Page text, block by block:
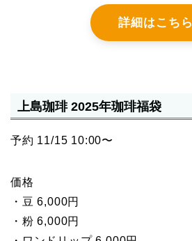
詳細はこちら
上島珈琲 2025年珈琲福袋
予約 11/15 10:00〜
価格
・豆 6,000円
・粉 6,000円